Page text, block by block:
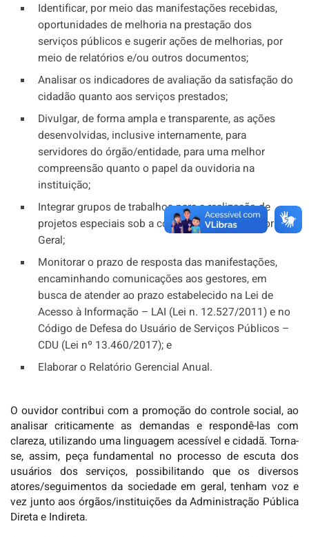
Identificar, por meio das manifestações recebidas,
oportunidades de melhoria na prestação dos
serviços públicos e sugerir ações de melhorias, por
meio de relatórios e/ou outros documentos;
Analisar os indicadores de avaliação da satisfação do
cidadão quanto aos serviços prestados;
Divulgar, de forma ampla e transparente, as ações
desenvolvidas, inclusive internamente, para
servidores do órgão/entidade, para uma melhor
compreensão quanto o papel da ouvidoria na
instituição;
Integrar grupos de trabalhos para a realização de
projetos especiais sob a coordenação da Ouvidoria
Geral;
Monitorar o prazo de resposta das manifestações,
encaminhando comunicações aos gestores, em
busca de atender ao prazo estabelecido na Lei de
Acesso à Informação – LAI (Lei n. 12.527/2011) e no
Código de Defesa do Usuário de Serviços Públicos –
CDU (Lei nº 13.460/2017); e
Elaborar o Relatório Gerencial Anual.
O ouvidor contribui com a promoção do controle social, ao
analisar criticamente as demandas e respondê-las com
clareza, utilizando uma linguagem acessível e cidadã. Torna-
se, assim, peça fundamental no processo de escuta dos
usuários dos serviços, possibilitando que os diversos
atores/seguimentos da sociedade em geral, tenham voz e
vez junto aos órgãos/instituições da Administração Pública
Direta e Indireta.